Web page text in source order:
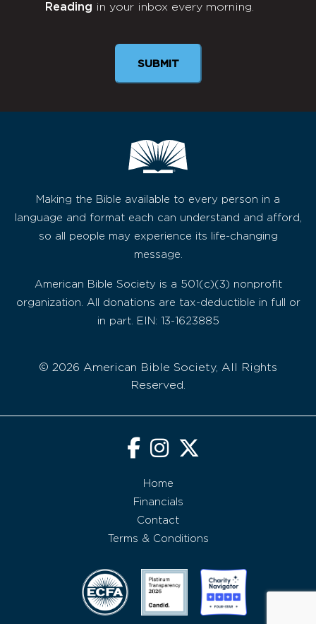
Newsletter
Reading in your inbox every morning.
SUBMIT
Making the Bible available to every person in a
language and format each can understand and afford,
so all people may experience its life-changing
message.
American Bible Society is a 501(c)(3) nonprofit
organization. All donations are tax-deductible in full or
in part. EIN: 13-1623885
© 2026 American Bible Society, All Rights
Reserved.
Home
Financials
Contact
Terms & Conditions